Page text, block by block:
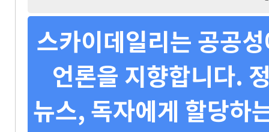
스카이데일리는 공공
언론을 지향합니다.
뉴스, 독자에게 할당하